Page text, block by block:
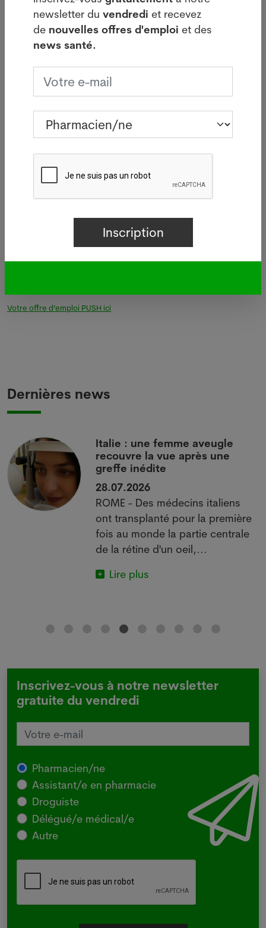
médicaments innovants et sur ses efforts pour
percer sur le colossal marché pharmaceutique aux
Etats-Unis. La direction a dans cette optique brossé
en avril les plans d'un vaste chantier de
restructuration, comprenant la suppression de
quelque 8000 emplois dont 1400 en Suisse, sur un
total de 108'000 postes.
Le 25 août 2022. Sources : Keystone-ATS (sources
secondaires : NZZ, Le Temps, The Wall Street
Journal). Crédits photos: Adobe Stock, Pixabay ou
Pharmanetis Sàrl (Creapharma.ch). Supervision du
texte final et finalisation : Xavier Gruffat
(pharmacien).
Vente possible de Sandoz par
Novartis - Interview exclusive avec le Conseiller
Votre offre d’emploi PUSH ici
Dernières news
Italie : une femme aveugle
recouvre la vue après une
greffe inédite
28.07.2026
ROME - Des médecins italiens
ont transplanté pour la première
fois au monde la partie centrale
de la rétine d'un oeil,...
Lire plus
Inscrivez-vous à notre newsletter
gratuite du vendredi
Pharmacien/ne
Assistant/e en pharmacie
Droguiste
Délégué/e médical/e
Autre
newsletter du vendredi et recevez
de nouvelles offres d'emploi et des
news santé.